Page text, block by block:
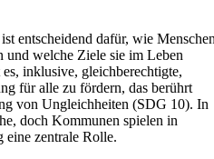
entscheidend dafür, wie
und welche Ziele sie im Leben
inklusive, gleichberechtigte,
für alle zu fördern, das berührt
von Ungleichheiten (SDG 10). In
doch Kommunen spielen in
eine zentrale Rolle.